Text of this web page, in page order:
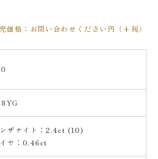
価格：お問い合わせください円（+税）
ザナイト：2.4ct (10)
ヤ：0.46ct